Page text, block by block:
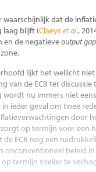
waarschijnlijk dat de
laag blijft (Claeys et al.,
de negatieveoutput gap
lijkt het wellicht
van de ECB ter discussie
nu immers niet
ieder geval om twee
door
op termijn voor een
de ECB nog een
onconventioneel beleid
termijn sneller te